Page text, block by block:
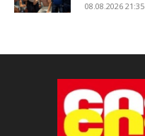
08.08.2026 21:35